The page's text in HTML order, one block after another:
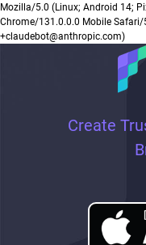
Create
Mozilla/5.0 (Linux; Android 14;
Chrome/131.0.0.0 Mobile
+claudebot@anthropic.com)